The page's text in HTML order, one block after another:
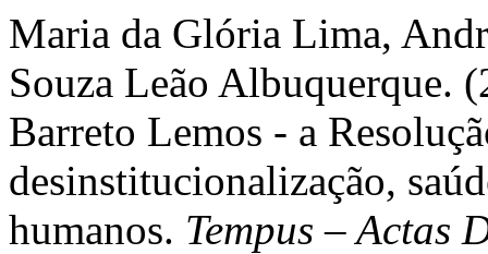
Maria da Glória Lima,
Souza Leão Albuquerque.
Barreto Lemos - a
desinstitucionalização,
humanos. Tempus – Actas